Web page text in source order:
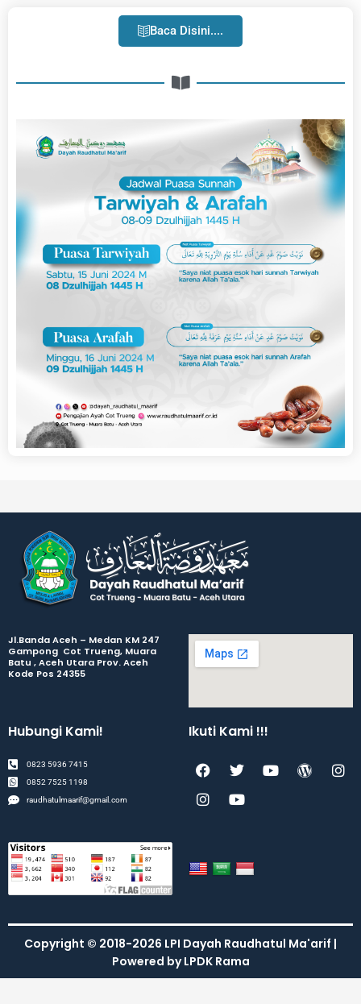
Baca Disini....
Jl.Banda Aceh – Medan KM 247
Gampong Cot Trueng, Muara
Batu , Aceh Utara Prov. Aceh
Kode Pos 24355
Hubungi Kami!
0823 5936 7415
0852 7525 1198
raudhatulmaarif@gmail.com
Ikuti Kami !!!
F
a
c
e
k
T
w
i
t
Y
o
W
o
I
n
I
n
s
t
a
m
Y
o
u
t
Copyright © 2018-2026 LPI Dayah Raudhatul Ma'arif |
Powered by LPDK Rama